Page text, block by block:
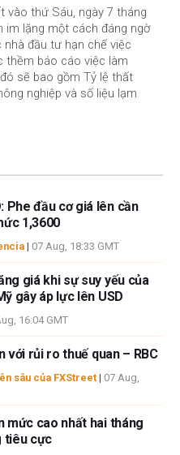
vào thứ Sáu, ngày 7 tháng
im lặng một cách đáng ngờ
đầu tư hạn chế việc
thềm báo cáo việc làm
sẽ bao gồm Tỷ lệ thất
nghiệp và số liệu lạm
Phe đầu cơ giá lên cần
1,3600
| 07 Aug, 18:33 GMT
giá khi sự suy yếu của
gây áp lực lên USD
16:04 GMT
với rủi ro thuế quan – RBC
sâu của FXStreet | 07 Aug,
mức cao nhất hai tháng
tiêu cực